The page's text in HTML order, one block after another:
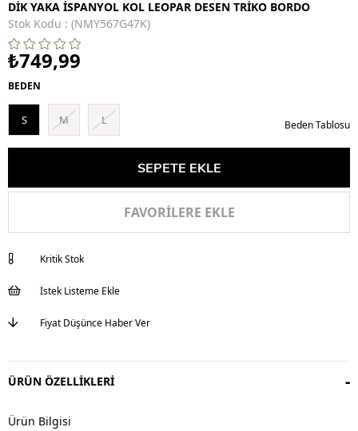
DİK YAKA İSPANYOL KOL LEOPAR DESEN TRİKO BORDO
Stok Kodu
(NMY567G47K)
₺749,99
BEDEN
S M L Beden Tablosu
FAVORILERE EKLE
Kritik Stok
İstek Listeme Ekle
Fiyat Düşünce Haber Ver
ÜRÜN ÖZELLIKLERI
Ürün Bilgisi